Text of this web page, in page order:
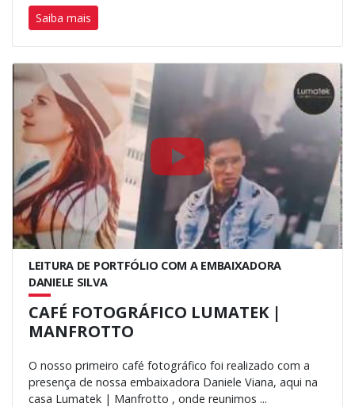
Saiba mais
LEITURA DE PORTFÓLIO COM A EMBAIXADORA
DANIELE SILVA
CAFÉ FOTOGRÁFICO LUMATEK |
MANFROTTO
O nosso primeiro café fotográfico foi realizado com a
presença de nossa embaixadora Daniele Viana, aqui na
casa Lumatek | Manfrotto , onde reunimos ...